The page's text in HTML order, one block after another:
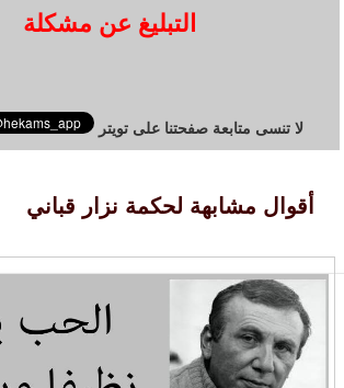
التبليغ عن مشكلة
لا تنسى متابعة صفحتنا على تويتر
أقوال مشابهة لحكمة نزار قباني